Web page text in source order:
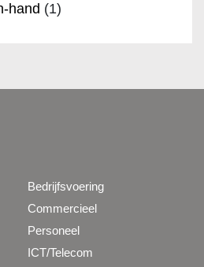
hand (1)
Bedrijfsvoering
Commercieel
Personeel
ICT/Telecom